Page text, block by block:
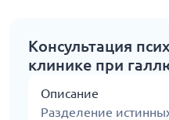
Консультация
клинике при
Описание
Разделение